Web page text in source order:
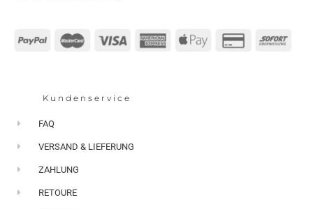
Kundenservice
FAQ
VERSAND & LIEFERUNG
ZAHLUNG
RETOURE